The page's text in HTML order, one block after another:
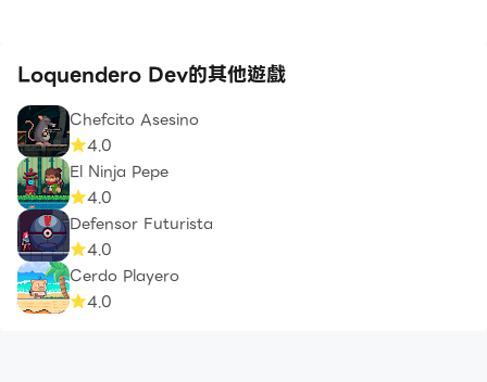
Loquendero Dev的其他遊戲
Chefcito Asesino
4.0
El Ninja Pepe
4.0
Defensor Futurista
4.0
Cerdo Playero
4.0